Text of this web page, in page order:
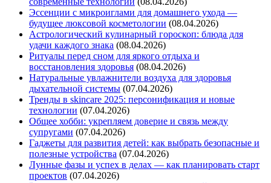
Эссенции с микроиглами для домашнего ухода —
будущее люксовой косметологии (08.04.2026)
Астрологический кулинарный гороскоп: блюда для
удачи каждого знака (08.04.2026)
Ритуалы перед сном для яркого отдыха и
восстановления здоровья (08.04.2026)
Натуральные увлажнители воздуха для здоровья
дыхательной системы (07.04.2026)
Тренды в skincare 2025: персонификация и новые
технологии (07.04.2026)
Общее хобби: укрепляем доверие и связь между
супругами (07.04.2026)
Гаджеты для развития детей: как выбрать безопасные и
полезные устройства (07.04.2026)
Лунные фазы и успех в делах — как планировать старт
проектов (07.04.2026)